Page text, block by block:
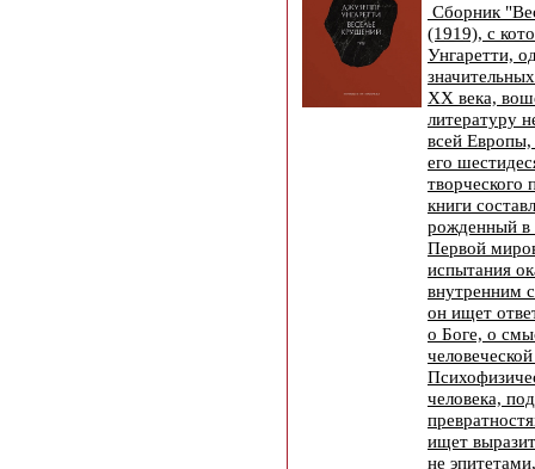
Сборник
(1919), с
Унгаретти,
XX века,
литературу
всей Европы,
его
творческого
книги
рожденный в
Первой
испытания
внутренним
он ищет
о Боге, о
человека,
ищет
не